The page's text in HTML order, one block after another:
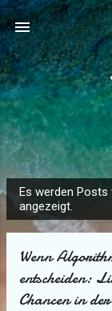
o
Es werden Posts
angezeigt.
Wenn
entscheiden:
Chancen in